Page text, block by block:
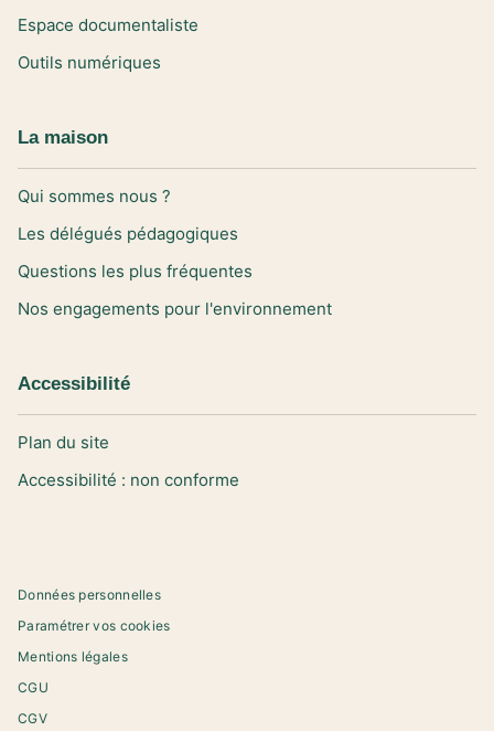
Espace documentaliste
Outils numériques
La maison
Qui sommes nous ?
Les délégués pédagogiques
Questions les plus fréquentes
Nos engagements pour l'environnement
Accessibilité
Plan du site
Accessibilité : non conforme
Données personnelles
Paramétrer vos cookies
Mentions légales
CGU
CGV